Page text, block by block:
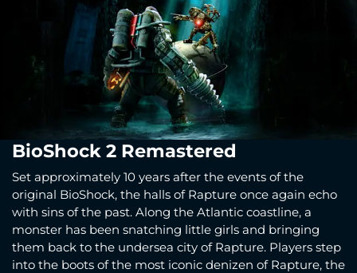
BioShock 2 Remastered
Set approximately 10 years after the events of the
original BioShock, the halls of Rapture once again echo
with sins of the past. Along the Atlantic coastline, a
monster has been snatching little girls and bringing
them back to the undersea city of Rapture. Players step
into the boots of the most iconic denizen of Rapture, the